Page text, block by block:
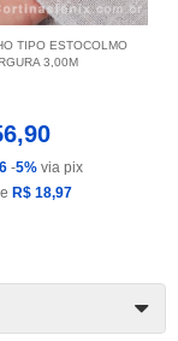
TIPO ESTOCOLMO
3,00M
-5% via pix
R$ 18,97